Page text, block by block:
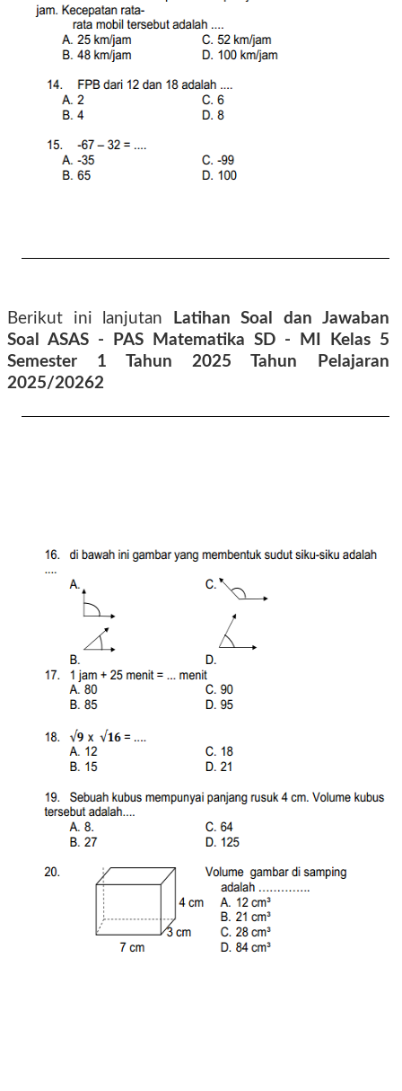
Berikut ini lanjutan
Latihan Soal dan Jawaban
Soal ASAS - PAS Matematika SD - MI Kelas 5
Semester 1 Tahun 2025 Tahun Pelajaran
2025/20262